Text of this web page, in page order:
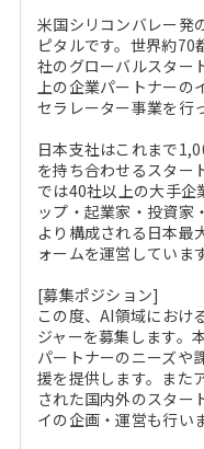
MBAを生かす求人特集
年齢と年収の相関図
MBA NETWORKING
米国シリコンバレー発
ピタルです。世界約
社のグローバルスター
上の企業パートナーの
セラレーター事業を行
日本支社はこれまで
を持ち合わせるスター
では40社以上の大手企
ップ・起業家・投資家
より構成される日本最
ォームを運営しています
[募集ポジション]
この度、AI領域におけ
ジャーを募集します。
パートナーのニーズや
援を提供します。また
された国内外のスター
イの企画・運営も行い